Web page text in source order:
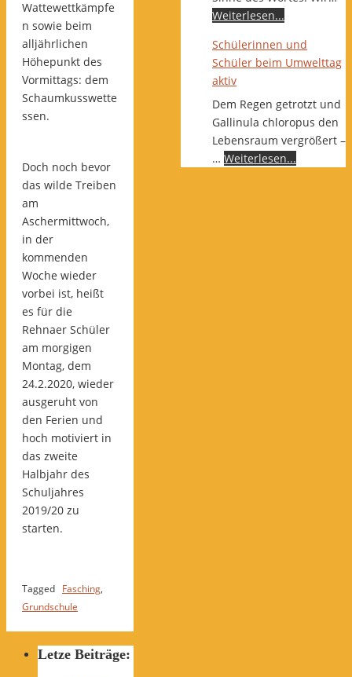
Wattewettkämpfe
n sowie beim
alljährlichen
Höhepunkt des
Vormittags: dem
Schaumkusswette
ssen.
Doch noch bevor
das wilde Treiben
am
Aschermittwoch,
in der
kommenden
Woche wieder
vorbei ist, heißt
es für die
Rehnaer Schüler
am morgigen
Montag, dem
24.2.2020, wieder
ausgeruht von
den Ferien und
hoch motiviert in
das zweite
Halbjahr des
Schuljahres
2019/20 zu
starten.
Tagged Fasching
Grundschule
Letze Beiträge:
Weiterlesen...
Schülerinnen und
Schüler beim Umwelttag
aktiv
Dem Regen getrotzt und
Gallinula chloropus den
Lebensraum vergrößert –
… Weiterlesen...